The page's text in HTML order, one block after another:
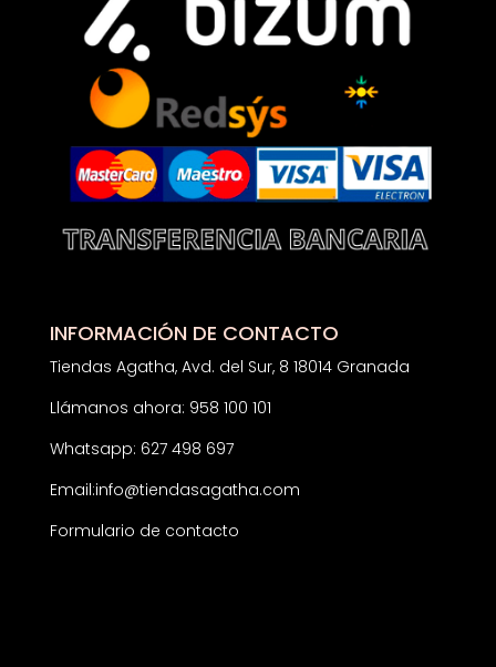
INFORMACIÓN DE CONTACTO
Tiendas Agatha, Avd. del Sur, 8 18014 Granada
Llámanos ahora: 958 100 101
Whatsapp: 627 498 697
Email:info@tiendasagatha.com
Formulario de contacto